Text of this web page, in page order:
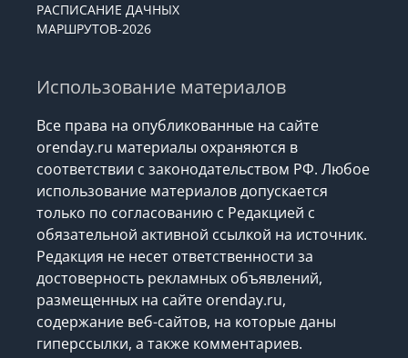
РАСПИСАНИЕ ДАЧНЫХ
МАРШРУТОВ-2026
Использование материалов
Все права на опубликованные на сайте
orenday.ru материалы охраняются в
соответствии с законодательством РФ. Любое
использование материалов допускается
только по согласованию с Редакцией с
обязательной активной ссылкой на источник.
Редакция не несет ответственности за
достоверность рекламных объявлений,
размещенных на сайте orenday.ru,
содержание веб-сайтов, на которые даны
гиперссылки, а также комментариев.